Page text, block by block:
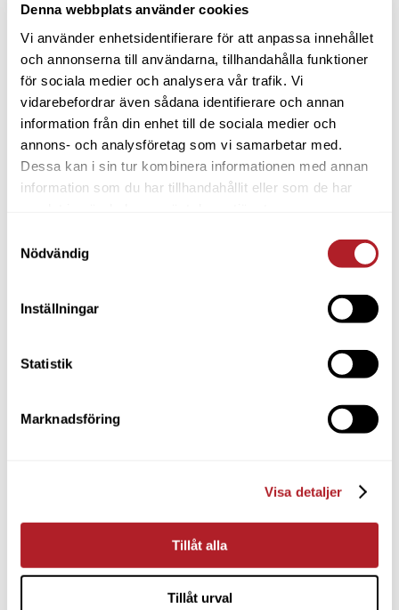
Denna webbplats använder cookies
Vi använder enhetsidentifierare för att anpassa innehållet
och annonserna till användarna, tillhandahålla funktioner
för sociala medier och analysera vår trafik. Vi
vidarebefordrar även sådana identifierare och annan
information från din enhet till de sociala medier och
annons- och analysföretag som vi samarbetar med.
Dessa kan i sin tur kombinera informationen med annan
information som du har tillhandahållit eller som de har
Nödvändig
Inställningar
Statistik
Marknadsföring
Visa detaljer
Tillåt alla
Tillåt urval